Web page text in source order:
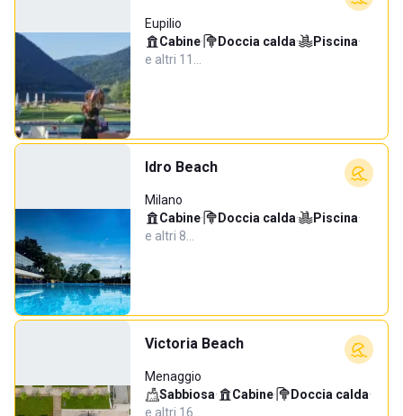
Eupilio
Cabine· Doccia calda· Piscina·
e altri 11…
Idro Beach
Milano
Cabine· Doccia calda· Piscina·
e altri 8…
Victoria Beach
Menaggio
Sabbiosa· Cabine· Doccia calda·
e altri 16…